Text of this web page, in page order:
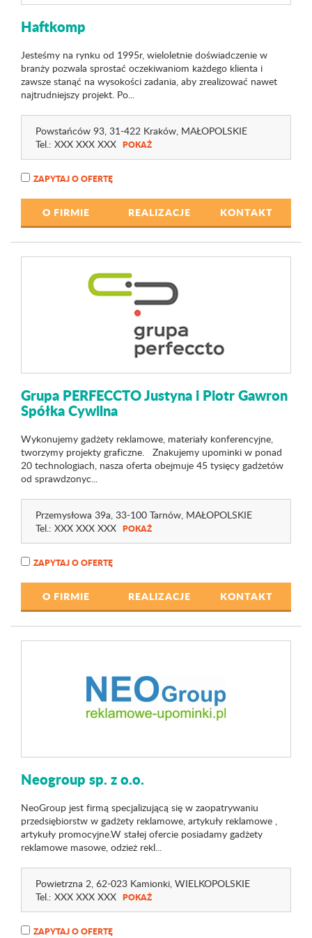
Haftkomp
Jesteśmy na rynku od 1995r, wieloletnie doświadczenie w
branży pozwala sprostać oczekiwaniom każdego klienta i
zawsze stanąć na wysokości zadania, aby zrealizować nawet
najtrudniejszy projekt. Po...
Powstańców 93, 31-422 Kraków, MAŁOPOLSKIE
Tel.: XXX XXX XXX POKAŻ
ZAPYTAJ O OFERTĘ
O FIRMIE REALIZACJE KONTAKT
Grupa PERFECCTO Justyna i Piotr Gawron
Spółka Cywilna
Wykonujemy gadżety reklamowe, materiały konferencyjne,
tworzymy projekty graficzne. Znakujemy upominki w ponad
20 technologiach, nasza oferta obejmuje 45 tysięcy gadżetów
od sprawdzonyc...
Przemysłowa 39a, 33-100 Tarnów, MAŁOPOLSKIE
Tel.: XXX XXX XXX POKAŻ
ZAPYTAJ O OFERTĘ
O FIRMIE REALIZACJE KONTAKT
Neogroup sp. z o.o.
NeoGroup jest firmą specjalizującą się w zaopatrywaniu
przedsiębiorstw w gadżety reklamowe, artykuły reklamowe ,
artykuły promocyjne.W stałej ofercie posiadamy gadżety
reklamowe masowe, odzież rekl...
Powietrzna 2, 62-023 Kamionki, WIELKOPOLSKIE
Tel.: XXX XXX XXX POKAŻ
ZAPYTAJ O OFERTĘ